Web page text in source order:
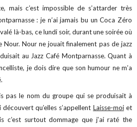
mais c’est impossible de s’attarder très
: je n’ai jamais bu un Coca Zéro
là-bas, ce lundi soir, durant une soirée où
Nour. Nour ne jouait finalement pas de jazz
au Jazz Café Montparnasse. Quant à
je dois dire que son humour ne m’a
pas le nom du groupe qui se produisait à
qu’elles s’appellent Laisse-moiet
c’est surtout dommage que j’ai raté the